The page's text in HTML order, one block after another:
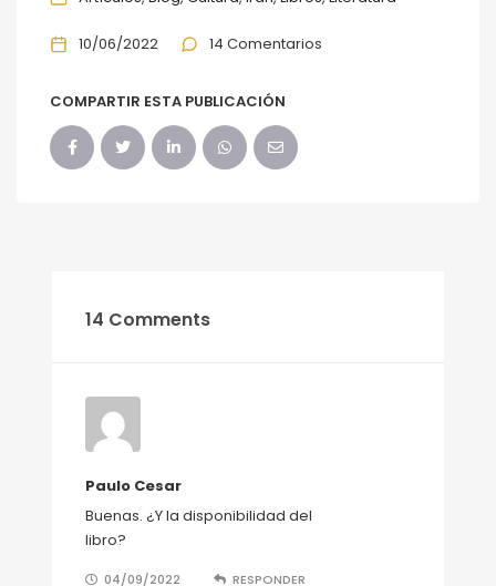
10/06/2022 14 Comentarios
COMPARTIR ESTA PUBLICACIÓN
14 Comments
Paulo Cesar
Buenas. ¿Y la disponibilidad del
libro?
04/09/2022 RESPONDER